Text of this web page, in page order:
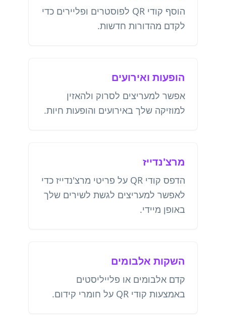
הוסף קודי QR לפוסטרים ופליירים כדי
לקדם מהדורות חדשות.
הופעות ואירועים
אפשר למעריצים לסרוק ולהאזין
למוזיקה שלך באירועים והופעות חיות.
מרצ'נדייז
הדפס קודי QR על פריטי מרצ'נדייז כדי
לאפשר למעריצים לגשת לשירים שלך
באופן מיידי.
השקות אלבומים
קדם אלבומים או פלייליסטים
באמצעות קודי QR על חומרי קידום.